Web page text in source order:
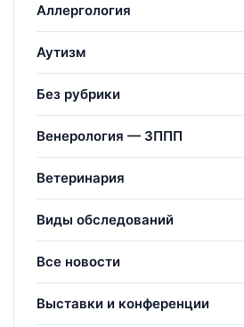
Аллергология
Аутизм
Без рубрики
Венерология — ЗППП
Ветеринария
Виды обследований
Все новости
Выставки и конференции